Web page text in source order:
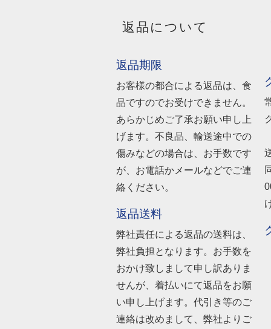
返品について
返品期限
お客様の都合による返品は、食
品ですのでお受けできません。
あらかじめご了承お願い申し上
げます。不良品、輸送途中での
傷みなどの場合は、お手数です
が、お電話かメールなどでご連
絡ください。
返品送料
弊社責任による返品の送料は、
弊社負担となります。お手数を
おかけ致しまして申し訳ありま
せんが、着払いにて返品をお願
い申し上げます。代引き等のご
連絡は改めまして、弊社よりご